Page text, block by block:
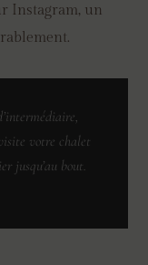
Instagram, un
votre chalet
jusqu’au bout.